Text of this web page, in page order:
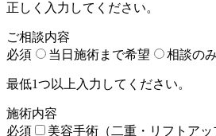
正しく入力してください。
ご相談内容
必須
当日施術まで希望 相談の
最低1つ以上入力してください。
施術内容
必須
美容手術（二重・リフトアッ